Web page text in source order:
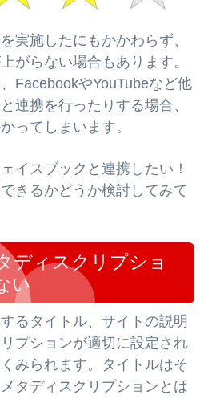
実施したにもかかわらず、
がらない場合もあります。
FacebookやYouTubeなど他
連携を行ったりする場合、
ってしまいます。
イスブックと連携したい！
きるかどうか検討してみて
ディスクリプショ
い
るタイトル、サイトの説明
プションが適切に設定され
みられます。タイトルはそ
タディスクリプションとは